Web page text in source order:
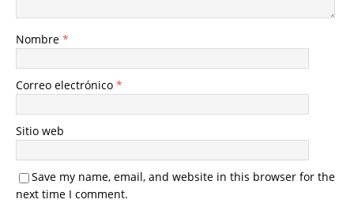
Nombre *
Correo electrónico *
Sitio web
Save my name, email, and website in this browser for the
next time I comment.